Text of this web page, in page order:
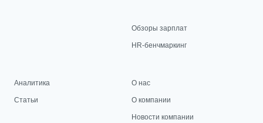
Обзоры зарплат
HR-бенчмаркинг
Аналитика
Статьи
О нас
О компании
Новости компании